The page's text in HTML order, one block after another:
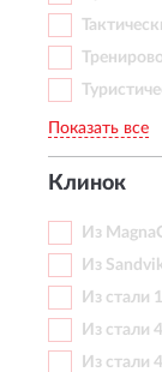
Показать все
Клинок
Из
Из
Из стали
Из стали
Из стали